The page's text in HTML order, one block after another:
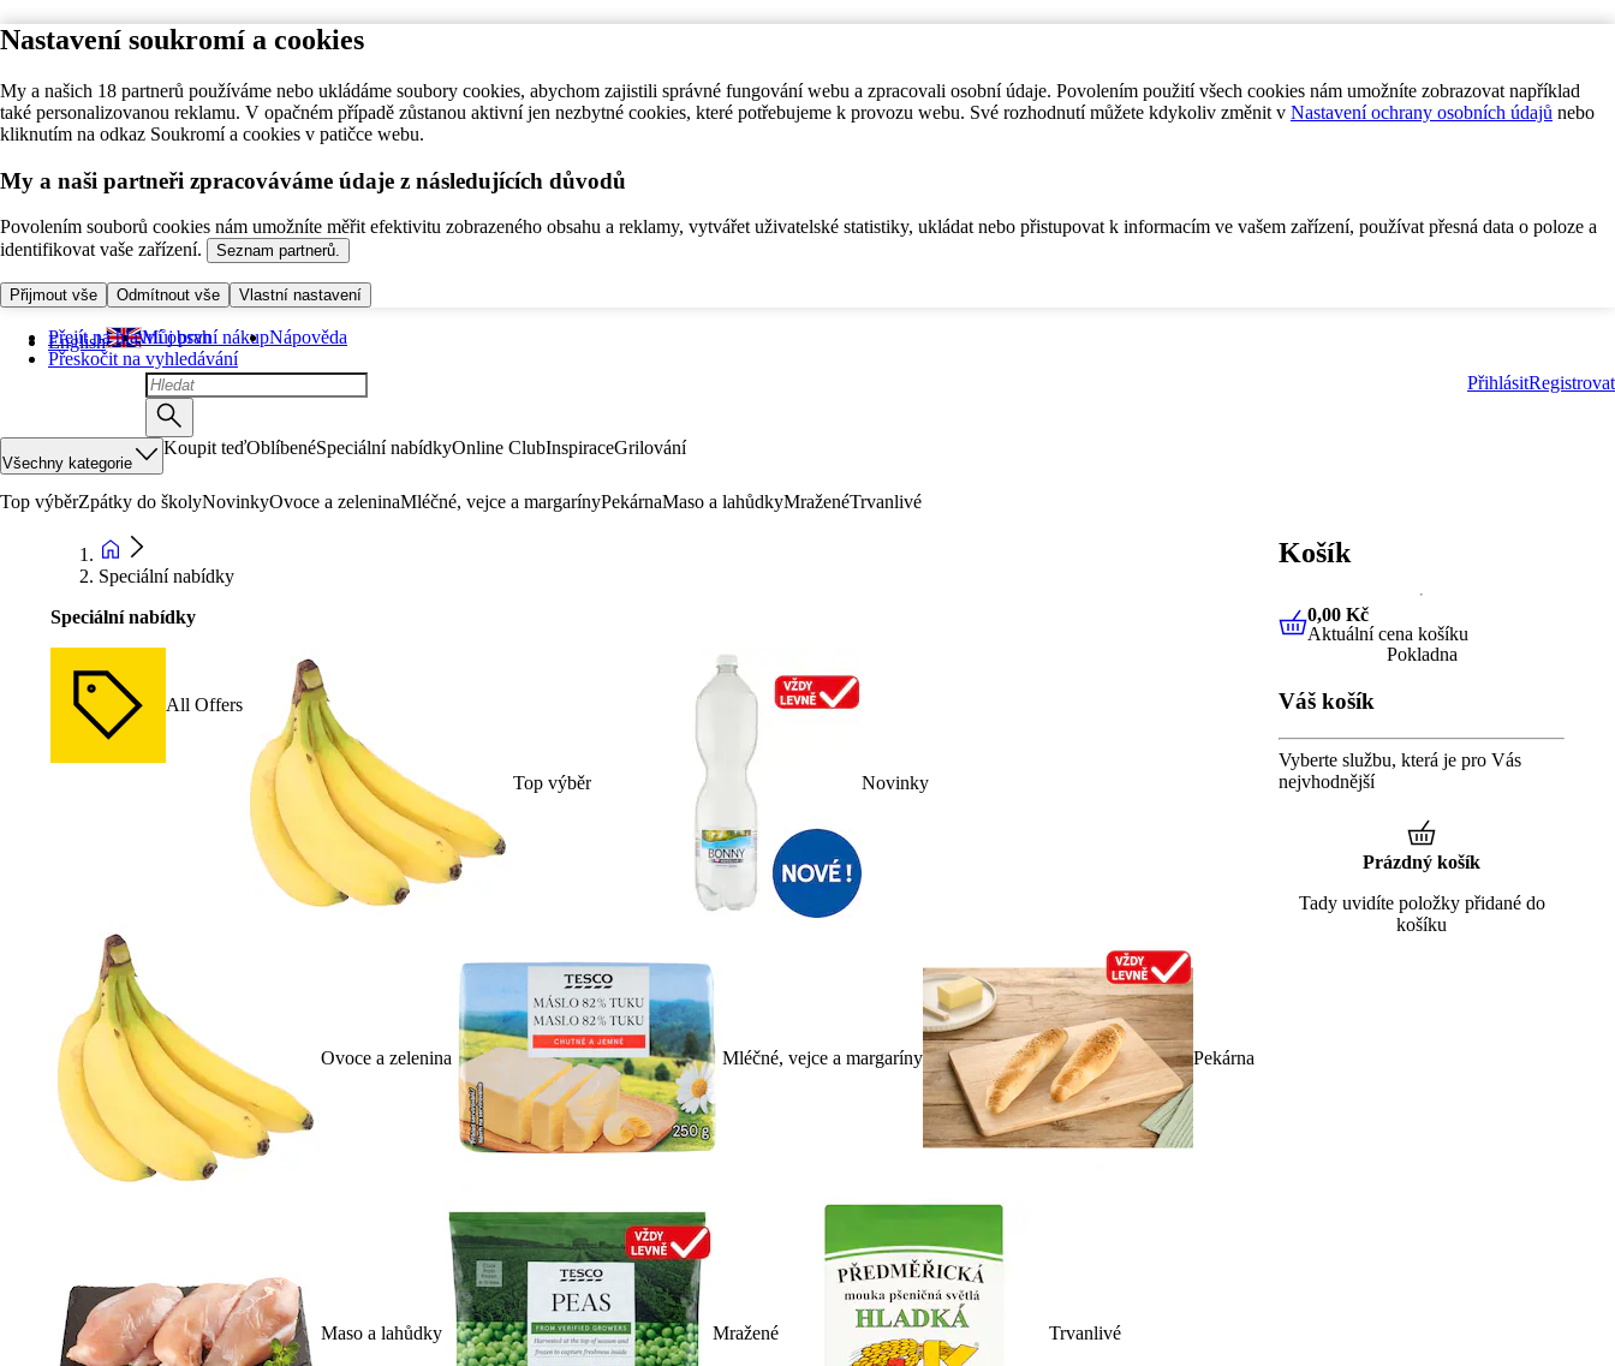
Nastavení soukromí a cookies
My a našich 18 partnerů používáme nebo ukládáme soubory cookies, abychom zajistili správné fungování webu a zpracovali osobní údaje. Povolením použití všech cookies nám umožníte zobrazovat například
také personalizovanou reklamu. V opačném případě zůstanou aktivní jen nezbytné cookies, které potřebujeme k provozu webu. Své rozhodnutí můžete kdykoliv změnit v Nastavení ochrany osobních údajů nebo
kliknutím na odkaz Soukromí a cookies v patičce webu.
My a naši partneři zpracováváme údaje z následujících důvodů
Povolením souborů cookies nám umožníte měřit efektivitu zobrazeného obsahu a reklamy, vytvářet uživatelské statistiky, ukládat nebo přistupovat k informacím ve vašem zařízení, používat přesná data o poloze a
identifikovat vaše zařízení.
Seznam partnerů.
Přijmout vše Odmítnout vše Vlastní nastavení
Přejít na hlavní obsah
Přeskočit na vyhledávání
English Můj první nákupNápověda
PřihlásitRegistrovat
Všechny kategorie
Koupit teďOblíbenéSpeciální nabídkyOnline ClubInspiraceGrilování
Top výběrZpátky do školyNovinkyOvoce a zeleninaMléčné, vejce a margarínyPekárnaMaso a lahůdkyMraženéTrvanlivé
Speciální nabídky
Speciální nabídky
All Offers
Top výběr Novinky
Ovoce a zelenina Mléčné, vejce a margaríny Pekárna
Maso a lahůdky Mražené Trvanlivé
Košík
0,00 KčAktuální cena košíku
0,00 Kč
Aktuální cena košíku
Pokladna
Váš košík
Vyberte službu, která je pro Vás
nejvhodnější
Prázdný košík
Tady uvidíte položky přidané do
košíku